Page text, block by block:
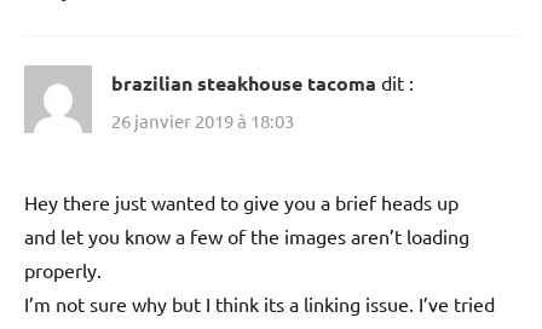
brazilian steakhouse tacoma dit :
26 janvier 2019 à 18:03
Hey there just wanted to give you a brief heads up
and let you know a few of the images aren’t loading
properly.
I’m not sure why but I think its a linking issue. I’ve tried